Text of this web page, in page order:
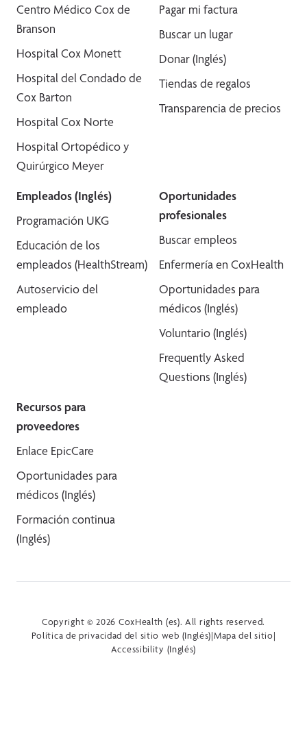
Centro Médico Cox de
Branson
Hospital Cox Monett
Hospital del Condado de
Cox Barton
Hospital Cox Norte
Hospital Ortopédico y
Quirúrgico Meyer
Pagar mi factura
Buscar un lugar
Donar (Inglés)
Tiendas de regalos
Transparencia de precios
Empleados (Inglés)
Programación UKG
Educación de los
empleados (HealthStream)
Autoservicio del
empleado
Oportunidades
profesionales
Buscar empleos
Enfermería en CoxHealth
Oportunidades para
médicos (Inglés)
Voluntario (Inglés)
Frequently Asked
Questions (Inglés)
Recursos para
proveedores
Enlace EpicCare
Oportunidades para
médicos (Inglés)
Formación continua
(Inglés)
Copyright © 2026 CoxHealth (es). All rights reserved.
Política de privacidad del sitio web (Inglés)|Mapa del sitio|
Accessibility (Inglés)